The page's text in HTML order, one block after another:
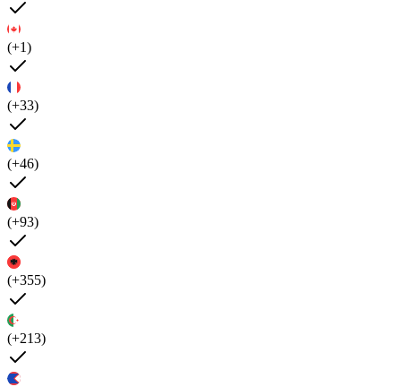
(+1)
(+33)
(+46)
(+93)
(+355)
(+213)